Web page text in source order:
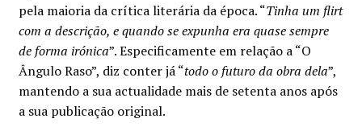
pela maioria da crítica literária da época. “Tinha um flirt
com a descrição, e quando se expunha era quase sempre
de forma irónica”. Especificamente em relação a “O
Ângulo Raso”, diz conter já “todo o futuro da obra dela”,
mantendo a sua actualidade mais de setenta anos após
a sua publicação original.